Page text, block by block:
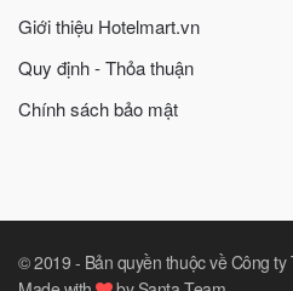
Giới thiệu Hotelmart.vn
Quy định - Thỏa thuận
Chính sách bảo mật
© 2019 - Bản quyền thuộc về Công